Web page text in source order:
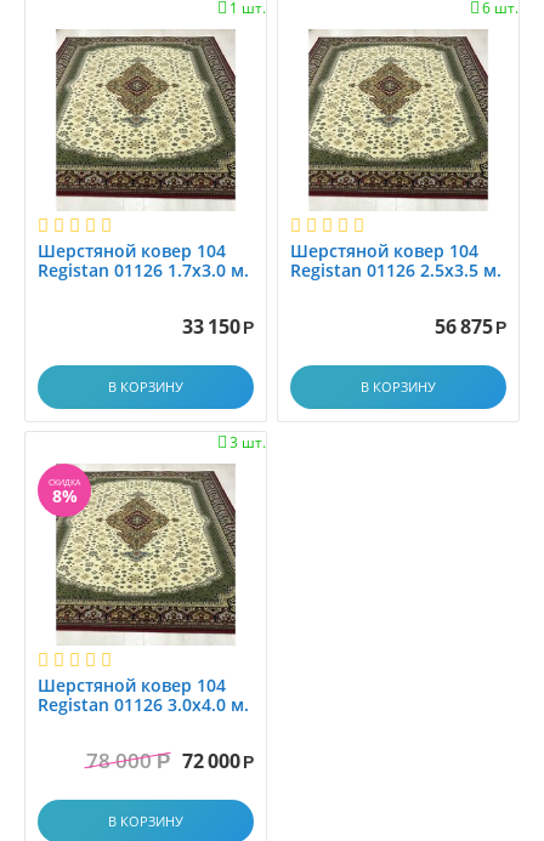
1 шт.

Шерстяной ковер 104
Registan 01126 1.7x3.0 м.
33 150 Р
В КОРЗИНУ
6 шт.

Шерстяной ковер 104
Registan 01126 2.5x3.5 м.
56 875 Р
В КОРЗИНУ
3 шт.

СКИДКА
8%
Шерстяной ковер 104
Registan 01126 3.0x4.0 м.
78 000 Р 72 000 Р
В КОРЗИНУ